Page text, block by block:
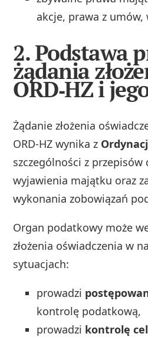
akcje, prawa z umów,
2. Podstawa
żądania
ORD‑HZ i
Żądanie złożenia
ORD‑HZ wynika z
szczególności z przepisów
wyjawienia majątku oraz
wykonania zobowiązań
Organ podatkowy może
złożenia oświadczenia w
sytuacjach:
prowadzi
kontrolę podatkową,
prowadzi kontrolę